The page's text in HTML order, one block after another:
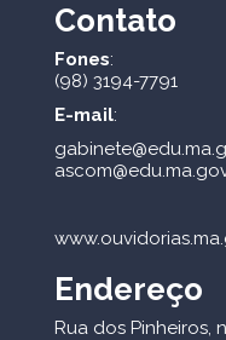
Contato
Fones:
(98) 3194-7791
E-mail:
Endereço
Rua dos Pinheiros,